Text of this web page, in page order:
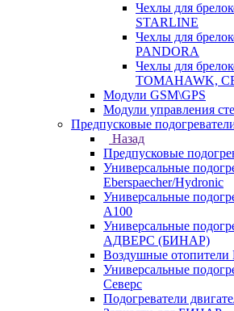
Чехлы для
STARLINE
Чехлы для
PANDORA
Чехлы для
TOMAHAWK,
Модули GSM\GPS
Модули управления
Предпусковые
Назад
Предпусковые
Универсальные
Eberspaecher/Hydronic
Универсальные
A100
Универсальные
АДВЕРС (БИНАР)
Воздушные
Универсальные
Северс
Подогреватели